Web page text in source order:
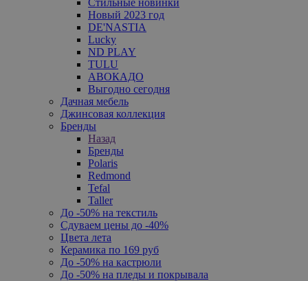
Новый 2023 год
DE'NASTIA
Lucky
ND PLAY
TULU
АВОКАДО
Выгодно сегодня
Дачная мебель
Джинсовая коллекция
Бренды
Назад
Бренды
Polaris
Redmond
Tefal
Taller
До -50% на текстиль
Сдуваем цены до -40%
Цвета лета
Керамика по 169 руб
До -50% на кастрюли
До -50% на пледы и покрывала